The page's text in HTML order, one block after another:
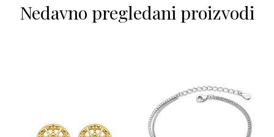
Nedavno pregledani proizvodi